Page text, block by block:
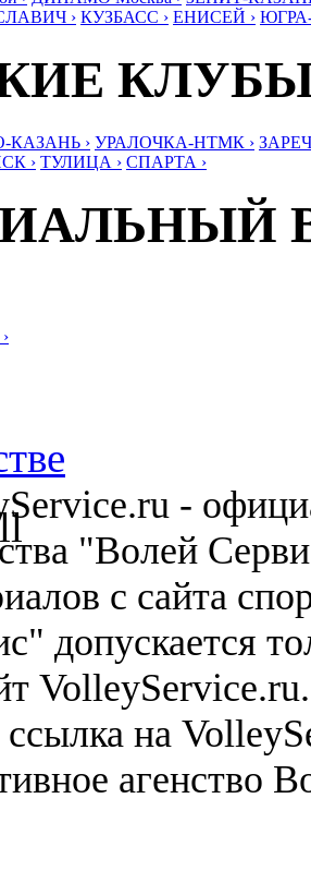
› КУЗБАСС › ЕНИСЕЙ ›
› УРАЛОЧКА-НТМК ›
› ТУЛИЦА › СПАРТА ›
-
"Волей
с сайта
допускается
ссылка на
агенство